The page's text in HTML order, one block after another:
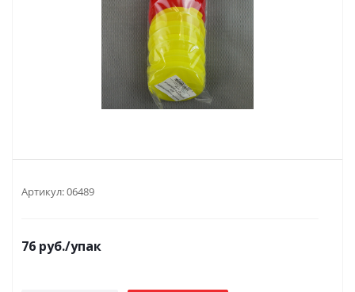
Артикул:06489
76 руб./упак